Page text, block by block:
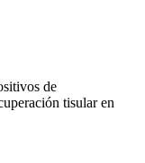
de
tisular en